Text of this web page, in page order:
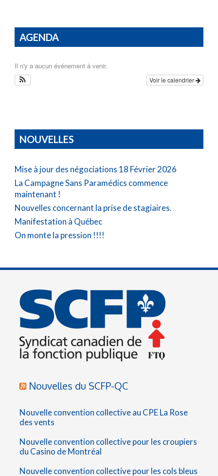
AGENDA
Il n'y a aucun événement à venir.
Voir le calendrier
NOUVELLES
Mise à jour des négociations 18 Février 2026
La Campagne Sans Paramédics commence
maintenant !
Nouvelles concernant la prise de stagiaires.
Manifestation à Québec
On monte la pression !!!!
Nouvelles du SCFP-QC
Nouvelle convention collective au CPE La Rose
des vents
Nouvelle convention collective pour les croupiers
du Casino de Montréal
Nouvelle convention collective pour les cols bleus